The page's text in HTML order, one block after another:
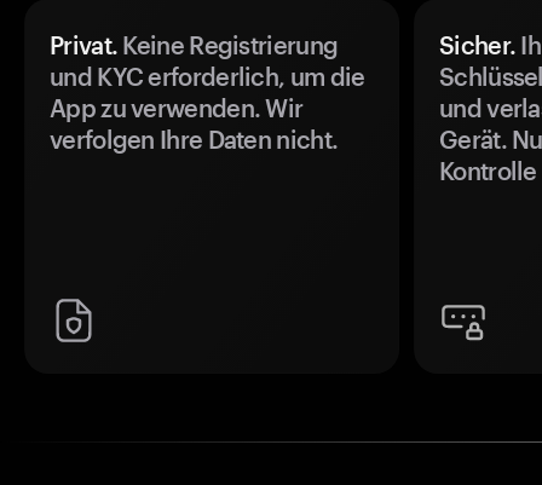
Privat. Keine Registrierung
und KYC erforderlich, um die
App zu verwenden. Wir
verfolgen Ihre Daten nicht.
Sicher.
und
Gerät.